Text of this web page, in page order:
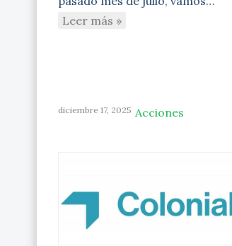
Leer más »
diciembre 17, 2025 Acciones